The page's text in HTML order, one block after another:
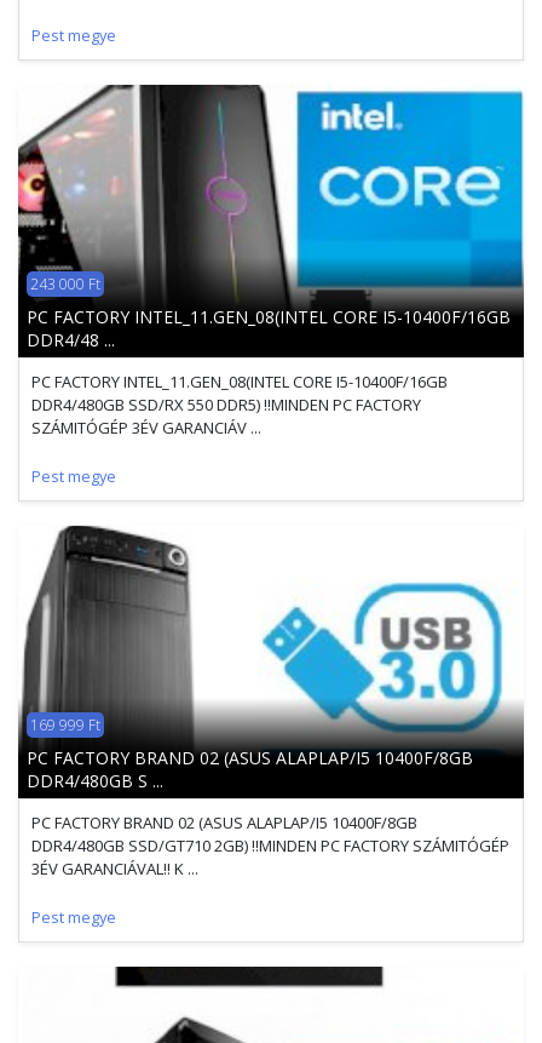
Pest megye
243 000 Ft
PC FACTORY INTEL_11.GEN_08(INTEL CORE I5-10400F/16GB
DDR4/48 ...
PC FACTORY INTEL_11.GEN_08(INTEL CORE I5-10400F/16GB
DDR4/480GB SSD/RX 550 DDR5) !!MINDEN PC FACTORY
SZÁMITÓGÉP 3ÉV GARANCIÁV ...
Pest megye
169 999 Ft
PC FACTORY BRAND 02 (ASUS ALAPLAP/I5 10400F/8GB
DDR4/480GB S ...
PC FACTORY BRAND 02 (ASUS ALAPLAP/I5 10400F/8GB
DDR4/480GB SSD/GT710 2GB) !!MINDEN PC FACTORY SZÁMITÓGÉP
3ÉV GARANCIÁVAL!! K ...
Pest megye